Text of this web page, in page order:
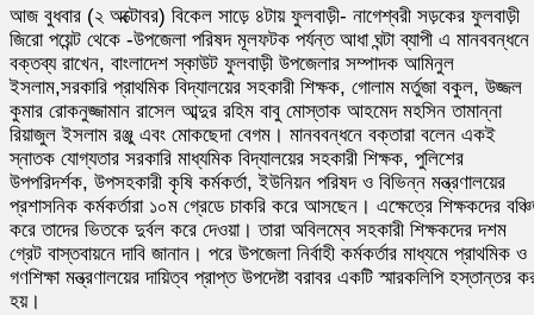
আজ বুধবার (২ অক্টোবর) বিকেল সাড়ে ৪টায় ফুলবাড়ী- নাগেশ্বরী সড়কের ফুলবাড়ী
জিরো পয়েন্ট থেকে -উপজেলা পরিষদ মূলফটক পর্যন্ত আধা ঘন্টা ব্যাপী এ মানববন্ধনে
বক্তব্য রাখেন, বাংলাদেশ স্কাউট ফুলবাড়ী উপজেলার সম্পাদক আমিনুল
ইসলাম,সরকারি প্রাথমিক বিদ্যালয়ের সহকারী শিক্ষক, গোলাম মর্তুজা বকুল, উজ্জল
কুমার রোকনুজ্জামান রাসেল আব্দুর রহিম বাবু মোস্তাক আহমেদ মহসিন তামান্না
রিয়াজুল ইসলাম রঞ্জু এবং মোকছেদা বেগম। মানববন্ধনে বক্তারা বলেন একই
স্নাতক যোগ্যতার সরকারি মাধ্যমিক বিদ্যালয়ের সহকারী শিক্ষক, পুলিশের
উপপরিদর্শক, উপসহকারী কৃষি কর্মকর্তা, ইউনিয়ন পরিষদ ও বিভিন্ন মন্ত্রণালয়ের
প্রশাসনিক কর্মকর্তারা ১০ম গ্রেডে চাকরি করে আসছেন। এক্ষেত্রে শিক্ষকদের
করে তাদের ভিতকে দুর্বল করে দেওয়া। তারা অবিলম্বে সহকারী শিক্ষকদের দশম
গ্রেট বাস্তবায়নে দাবি জানান। পরে উপজেলা নির্বাহী কর্মকর্তার মাধ্যমে প্রাথমিক ও
গণশিক্ষা মন্ত্রণালয়ের দায়িত্ব প্রাপ্ত উপদেষ্টা বরাবর একটি স্মারকলিপি হস্তান্তর
হয়।